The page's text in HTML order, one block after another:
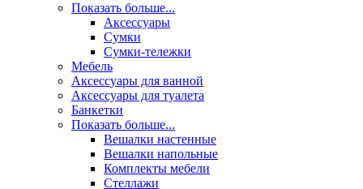
Показать больше...
Аксессуары
Сумки
Сумки-тележки
Мебель
Аксессуары для ванной
Аксессуары для туалета
Банкетки
Показать больше...
Вешалки настенные
Вешалки напольные
Комплекты мебели
Стеллажи